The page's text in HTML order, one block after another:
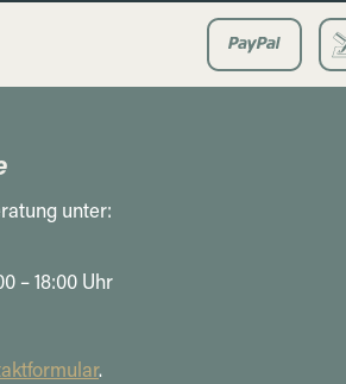
unter:
– 18:00 Uhr
.